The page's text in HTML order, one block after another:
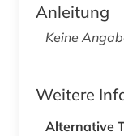
Anleitung
Keine
Weitere
Alternative